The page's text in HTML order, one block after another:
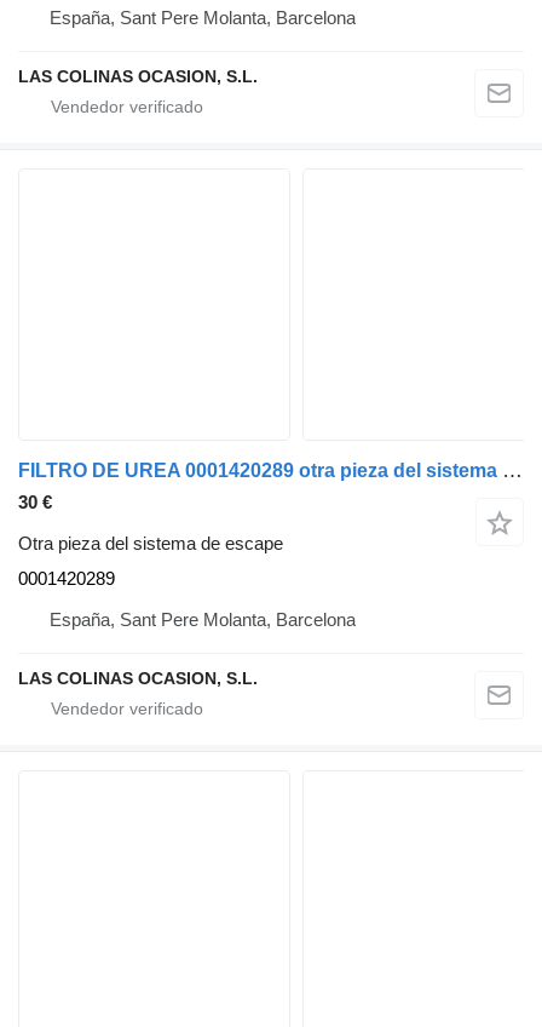
España, Sant Pere Molanta, Barcelona
LAS COLINAS OCASION, S.L.
FILTRO DE UREA 0001420289 otra pieza del sistema de escape para Mercedes-Benz camión
30 €
Otra pieza del sistema de escape
0001420289
España, Sant Pere Molanta, Barcelona
LAS COLINAS OCASION, S.L.